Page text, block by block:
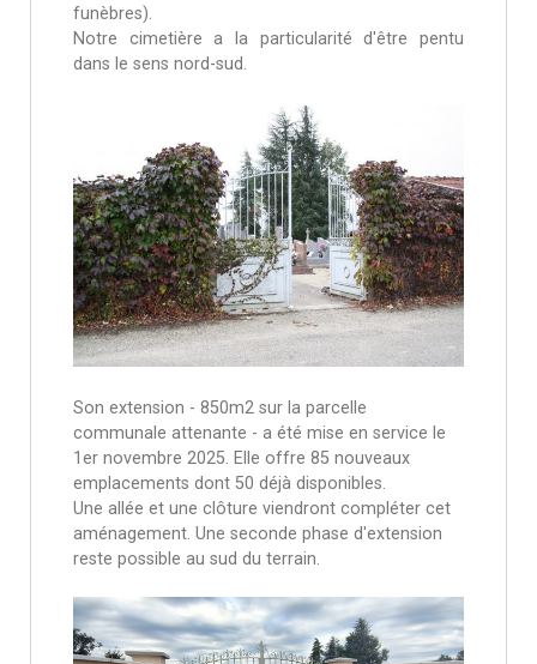
funèbres).
Notre cimetière a la particularité d'être pentu
dans le sens nord-sud.
Son extension - 850m2 sur la parcelle
communale attenante - a été mise en service le
1er novembre 2025. Elle offre 85 nouveaux
emplacements dont 50 déjà disponibles.
Une allée et une clôture viendront compléter cet
aménagement. Une seconde phase d'extension
reste possible au sud du terrain.